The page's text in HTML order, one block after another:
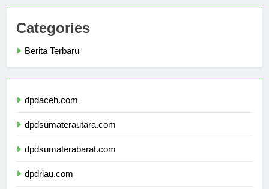
Categories